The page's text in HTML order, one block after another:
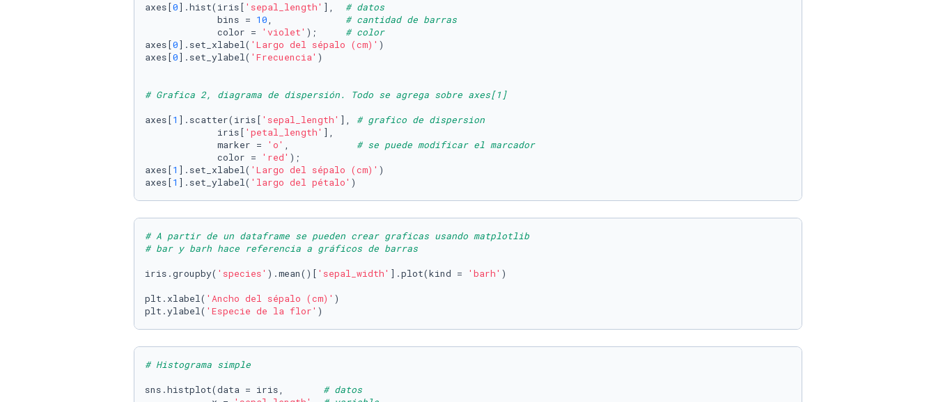
axes[0].hist(iris[ 'sepal_length' ], # datos
             bins =
10, # cantidad de barras
             color =
'violet' ); # color
axes[0].set_xlabel( 'Largo del sépalo (cm)' )
axes[0].set_ylabel( 'Frecuencia' )
# Grafica 2, diagrama de dispersión. Todo se agrega sobre axes[1]
axes[1 ].scatter(iris[ 'sepal_length' ], # grafico de dispersion
             iris[
'petal_length' ],
             marker =
'o' , # se puede modificar el marcador
             color =
'red' );
axes[1 ].set_xlabel( 'Largo del sépalo (cm)' )
axes[1 ].set_ylabel( 'largo del pétalo' )
# A partir de un dataframe se pueden crear graficas usando matplotlib
# bar y barh hace referencia a gráficos de barras
iris.groupby( 'species' ).mean()[ 'sepal_width' ].plot(kind = 'barh' )
plt.xlabel( 'Ancho del sépalo (cm)' )
plt.ylabel( 'Especie de la flor' )
# Histograma simple
sns.histplot(data = iris, # datos